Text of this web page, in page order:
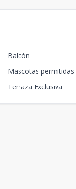
Balcón
Mascotas permitidas
Terraza Exclusiva